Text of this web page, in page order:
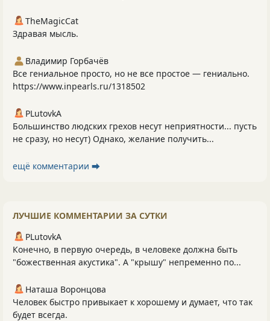
TheMagicCat
Здравая мысль.
Владимир Горбачёв
Все гениальное просто, но не все простое — гениально.
https://www.inpearls.ru/1318502
PLutоvkА
Большинство людских грехов несут неприятности... пусть
не сразу, но несут) Однако, желание получить...
ещё комментарии ⮕
ЛУЧШИЕ КОММЕНТАРИИ ЗА СУТКИ
PLutоvkА
Конечно, в первую очередь, в человеке должна быть
"божественная акустика". А "крышу" непременно по...
Наташа Воронцова
Человек быстро привыкает к хорошему и думает, что так
будет всегда.